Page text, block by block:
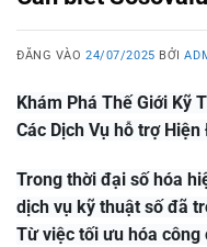
ĐĂNG VÀO24/07/2025 BỞI
Khám Phá Thế Giới Kỹ
Các Dịch Vụ hỗ trợ Hiện
Trong thời đại số hóa
dịch vụ kỹ thuật số đã
Từ việc tối ưu hóa công